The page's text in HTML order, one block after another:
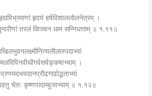
हृदयं हर्षविशाललोलनेत्रम् ।
तरलं किञ्चन धाम सन्निधत्ताम् ॥ १.११॥
।
प्रणमदभयदानप्रौढगाढोद्धताभ्यां
चेतः कृष्णपादाम्बुजाभ्याम् ॥ १.१२॥